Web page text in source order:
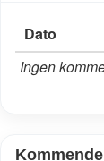
Dato
Ingen